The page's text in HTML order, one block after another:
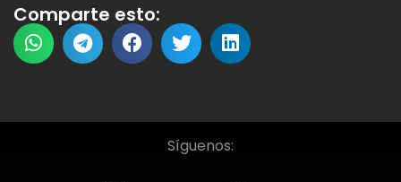
Comparte esto:
Síguenos: